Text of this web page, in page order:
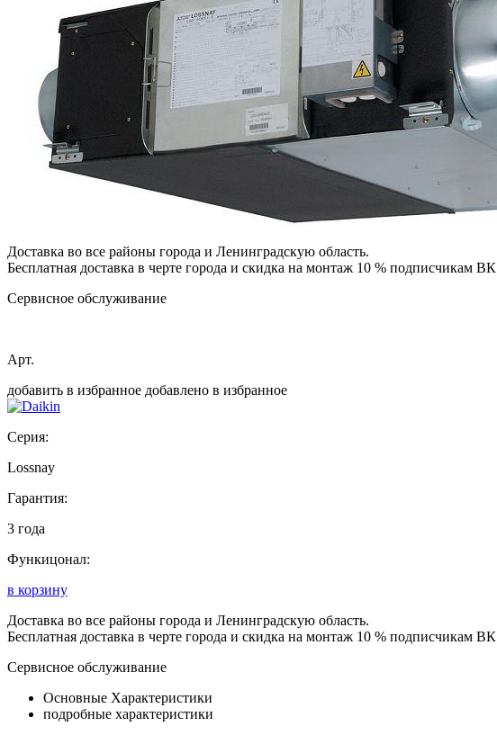
Доставка во все районы города и Ленинградскую область.
Бесплатная доставка в черте города и скидка на монтаж 10 % подписчикам ВК
Сервисное обслуживание
Арт.
добавить в избранное добавлено в избранное
Серия:
Lossnay
Гарантия:
3 года
Функицонал:
в корзину
Доставка во все районы города и Ленинградскую область.
Бесплатная доставка в черте города и скидка на монтаж 10 % подписчикам ВК
Сервисное обслуживание
Основные Характеристики
подробные характеристики